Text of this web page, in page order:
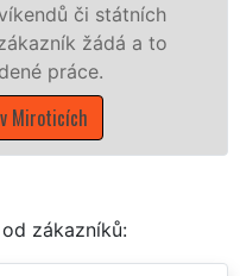
státní podniky,
Jihočeském
zákazníků: